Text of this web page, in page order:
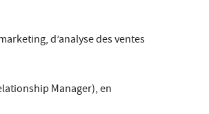
d’analyse des ventes
Manager), en